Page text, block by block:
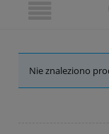
Nie znaleziono